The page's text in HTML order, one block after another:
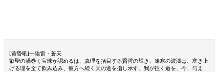
[黄昏吼]十狼雷・蒼天
叡聖の渦巻く宝珠が認めるは、真理を括目する賢哲の輝き。凍寒の波濤は、塞き上
げる理を全て飲み込み、彼方へ続く天の道を指し示す。我が往く道を、今、与え